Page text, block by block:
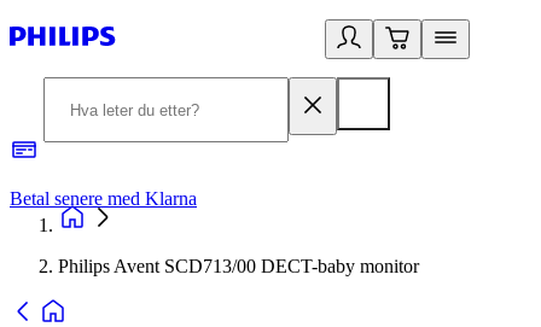
Betal senere med Klarna
Philips Avent SCD713/00 DECT-baby monitor